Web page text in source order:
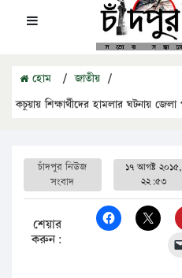
হোম / জাতীয় /
কচুয়ায় শিক্ষার্থীদের হামলার ঘটনায়
চাঁদপুর নিউজ
সংবাদ
১৭ আগষ্ট ২০১৫,
২২:৫৩
শেয়ার
করুন: